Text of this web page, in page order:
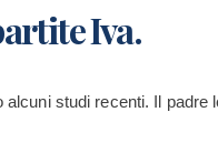
Iva.
studi recenti. Il